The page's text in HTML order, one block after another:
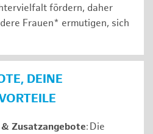
fördern, daher
Frauen* ermutigen, sich
DEINE
Zusatzangebote: Die